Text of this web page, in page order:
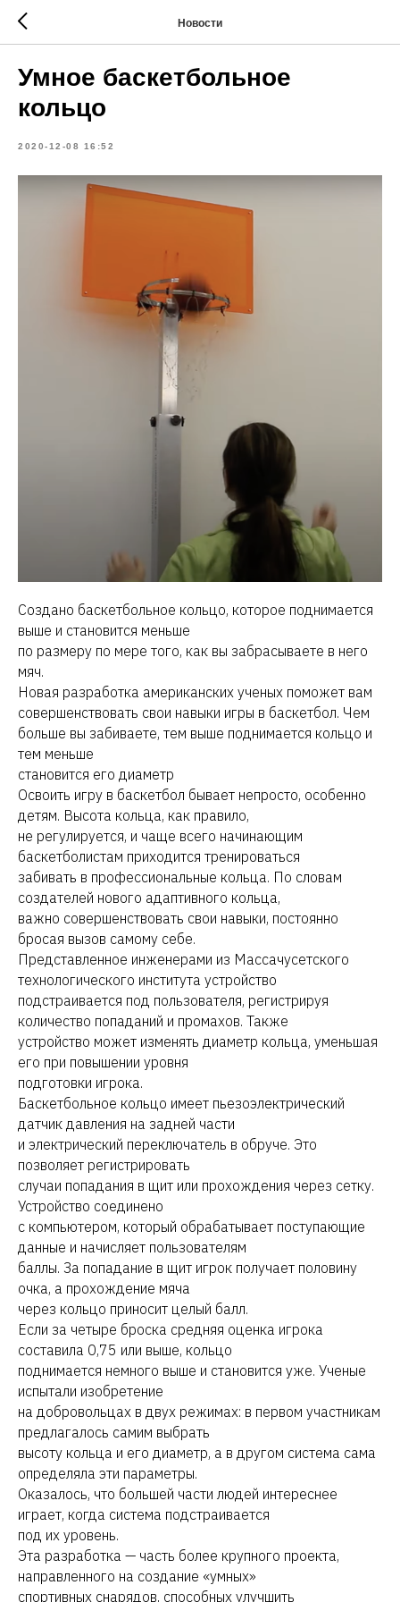
Новости
Умное баскетбольное
кольцо
2020-12-08 16:52
Создано баскетбольное кольцо, которое поднимается
выше и становится меньше
по размеру по мере того, как вы забрасываете в него
мяч.
Новая разработка американских ученых поможет вам
совершенствовать свои навыки игры в баскетбол. Чем
больше вы забиваете, тем выше поднимается кольцо и
тем меньше
становится его диаметр
Освоить игру в баскетбол бывает непросто, особенно
детям. Высота кольца, как правило,
не регулируется, и чаще всего начинающим
баскетболистам приходится тренироваться
забивать в профессиональные кольца. По словам
создателей нового адаптивного кольца,
важно совершенствовать свои навыки, постоянно
бросая вызов самому себе.
Представленное инженерами из Массачусетского
технологического института устройство
подстраивается под пользователя, регистрируя
количество попаданий и промахов. Также
устройство может изменять диаметр кольца, уменьшая
его при повышении уровня
подготовки игрока.
Баскетбольное кольцо имеет пьезоэлектрический
датчик давления на задней части
и электрический переключатель в обруче. Это
позволяет регистрировать
случаи попадания в щит или прохождения через сетку.
Устройство соединено
с компьютером, который обрабатывает поступающие
данные и начисляет пользователям
баллы. За попадание в щит игрок получает половину
очка, а прохождение мяча
через кольцо приносит целый балл.
Если за четыре броска средняя оценка игрока
составила 0,75 или выше, кольцо
поднимается немного выше и становится уже. Ученые
испытали изобретение
на добровольцах в двух режимах: в первом участникам
предлагалось самим выбрать
высоту кольца и его диаметр, а в другом система сама
определяла эти параметры.
Оказалось, что большей части людей интереснее
играет, когда система подстраивается
под их уровень.
Эта разработка — часть более крупного проекта,
направленного на создание «умных»
спортивных снарядов, способных улучшить